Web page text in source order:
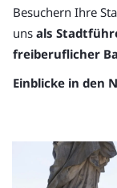
Besuchern Ihre
uns als
freiberuflicher
Einblicke in den